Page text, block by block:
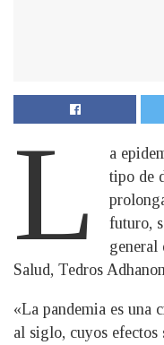
L
a
tipo de
futuro,
general
Salud, Tedros
«La pandemia es una
al siglo, cuyos efectos